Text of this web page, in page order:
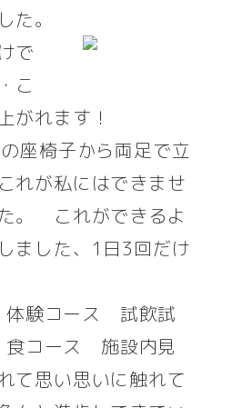
た。
で
こ
がれます！
座椅子から両足で立
れが私にはできませ
。 これができるよ
ました、1日3回だけ
体験コース 試飲試
食コース 施設内見
思い思いに触れて